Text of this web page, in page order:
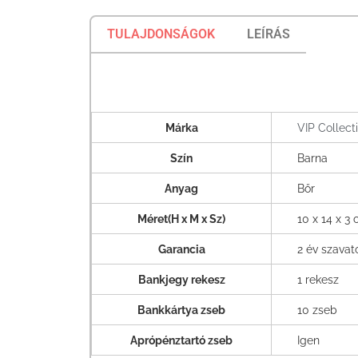
TULAJDONSÁGOK LEÍRÁS
Márka VIP
Szín Barna
Anyag Bőr
Méret(H x M x Sz) 10 x 14 x 3
Garancia 2 év
Bankjegy rekesz 1 rekesz
Bankkártya zseb 10 zseb
Aprópénztartó zseb Igen